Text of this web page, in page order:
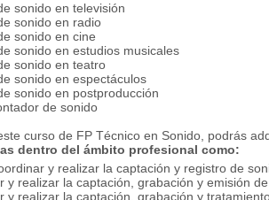
sonido en televisión
sonido en radio
sonido en cine
sonido en estudios musicales
sonido en teatro
sonido en espectáculos
sonido en postproducción
de sonido
curso de FP Técnico en Sonido, podrás
dentro del ámbito profesional como:
y realizar la captación y registro de
y realizar la captación, grabación y emisión
y realizar la captación, grabación y